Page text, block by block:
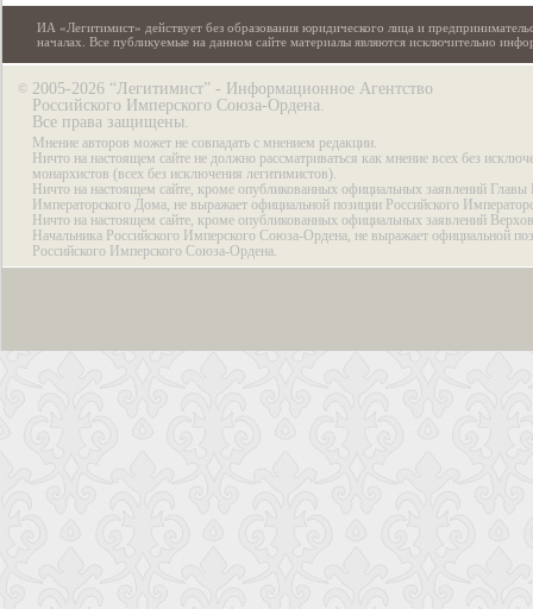
ИА «Легитимист» действует без образования юридического лица и
началах. Все публикуемые на данном сайте материалы являются исключительно
© 2005-2026 “Легитимист” - Информационное Агентство
Российского Имперского Союза-Ордена.
Все права защищены.
Мнение авторов может не совпадать с мнением редакции.
Ничто на настоящем сайте не должно рассматриваться как мнение всех без
монархистов (всех без исключения легитимистов).
Ничто на настоящем сайте, кроме опубликованных официальных заявлений Главы
Императорского Дома, не выражает официальной позиции Российского
Ничто на настоящем сайте, кроме опубликованных официальных заявлений
Начальника Российского Имперского Союза-Ордена, не выражает официальной
Российского Имперского Союза-Ордена.